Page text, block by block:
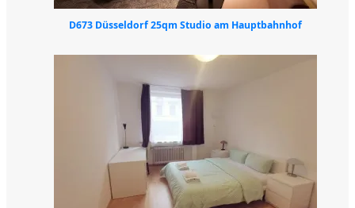
D673 Düsseldorf 25qm Studio am Hauptbahnhof